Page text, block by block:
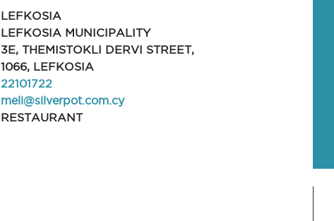
LEFKOSIA
LEFKOSIA MUNICIPALITY
3E, THEMISTOKLI DERVI STREET,
1066, LEFKOSIA
22101722
meli@silverpot.com.cy
RESTAURANT